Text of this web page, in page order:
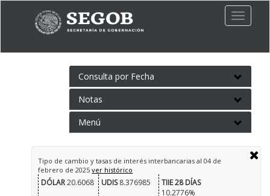
Toggle
Consulta por Fecha
Notas
Menú
Tipo de cambio y tasas de interés interbancarias al 04 de
febrero de 2025ver histórico
DÓLAR20.6068 UDIS8.376985
TIIE 28 DÍAS
10.2776%